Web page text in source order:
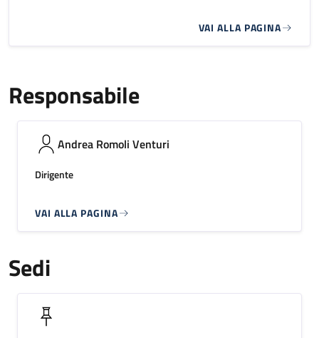
VAI ALLA PAGINA
Responsabile
Andrea Romoli Venturi
Dirigente
VAI ALLA PAGINA
Sedi